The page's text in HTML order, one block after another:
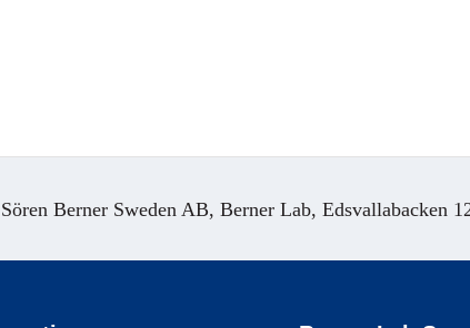
Sören Berner Sweden AB, Berner Lab, Edsvallabacken